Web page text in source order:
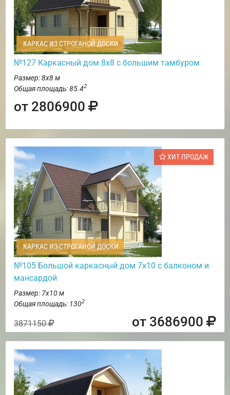
КАРКАС ИЗ СТРОГАНОЙ ДОСКИ
№127 Каркасный дом 8х8 с большим тамбуром
Размер: 8х8 м
Общая площадь: 85.42
от 2806900
ХИТ ПРОДАЖ
КАРКАС ИЗ СТРОГАНОЙ ДОСКИ
№105 Большой каркасный дом 7х10 с балконом и
мансардой
Размер: 7х10 м
Общая площадь: 1302
3871150 от 3686900